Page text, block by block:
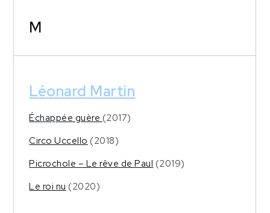
M
Léonard Martin
Échappée guère (2017)
Circo Uccello (2018)
Picrochole – Le rêve de Paul (2019)
Le roi nu (2020)